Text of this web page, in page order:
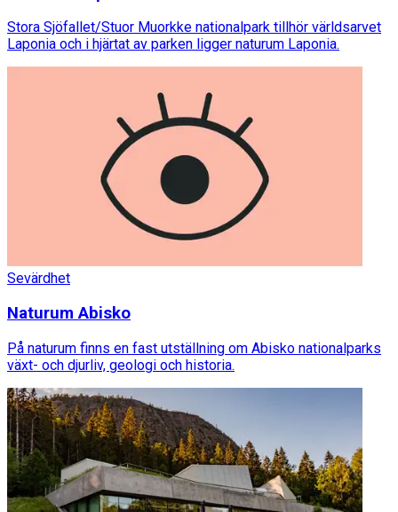
Stora Sjöfallet/Stuor Muorkke nationalpark tillhör världsarvet
Laponia och i hjärtat av parken ligger naturum Laponia.
Sevärdhet
Naturum Abisko
På naturum finns en fast utställning om Abisko nationalparks
växt- och djurliv, geologi och historia.